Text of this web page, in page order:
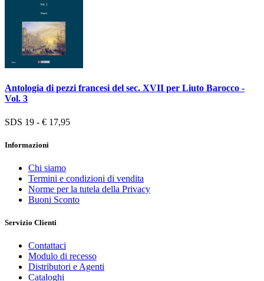
Antologia di pezzi francesi del sec. XVII per Liuto Barocco -
Vol. 3
SDS 19 - € 17,95
Informazioni
Chi siamo
Termini e condizioni di vendita
Norme per la tutela della Privacy
Buoni Sconto
Servizio Clienti
Contattaci
Modulo di recesso
Distributori e Agenti
Cataloghi